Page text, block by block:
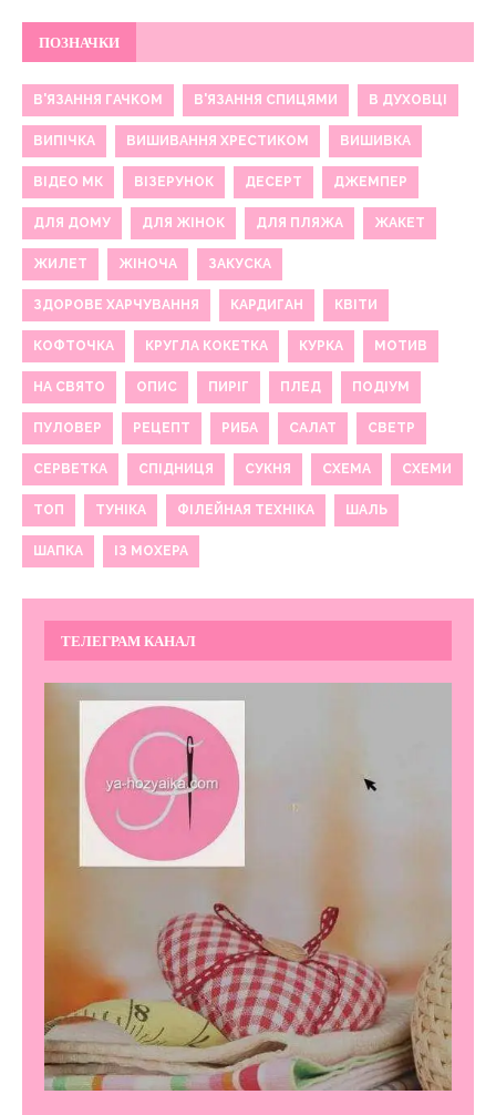
ПОЗНАЧКИ
В'ЯЗАННЯ ГАЧКОМ В'ЯЗАННЯ СПИЦЯМИ В ДУХОВЦІ
ВИПІЧКА ВИШИВАННЯ ХРЕСТИКОМ ВИШИВКА
ВІДЕО МК ВІЗЕРУНОК ДЕСЕРТ ДЖЕМПЕР
ДЛЯ ДОМУ ДЛЯ ЖІНОК ДЛЯ ПЛЯЖА ЖАКЕТ
ЖИЛЕТ ЖІНОЧА ЗАКУСКА
ЗДОРОВЕ ХАРЧУВАННЯ КАРДИГАН КВІТИ
КОФТОЧКА КРУГЛА КОКЕТКА КУРКА МОТИВ
НА СВЯТО ОПИС ПИРІГ ПЛЕД ПОДІУМ
ПУЛОВЕР РЕЦЕПТ РИБА САЛАТ СВЕТР
СЕРВЕТКА СПІДНИЦЯ СУКНЯ СХЕМА СХЕМИ
ТОП ТУНІКА ФІЛЕЙНАЯ ТЕХНІКА ШАЛЬ
ШАПКА ІЗ МОХЕРА
ТЕЛЕГРАМ КАНАЛ